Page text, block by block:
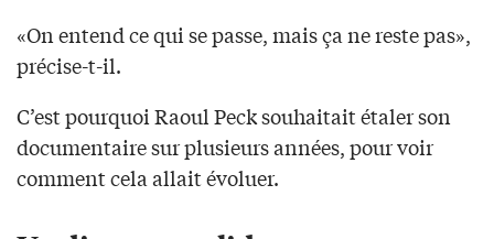
«On entend ce qui se passe, mais ça ne reste pas»,
précise-t-il.
C’est pourquoi Raoul Peck souhaitait étaler son
documentaire sur plusieurs années, pour voir
comment cela allait évoluer.